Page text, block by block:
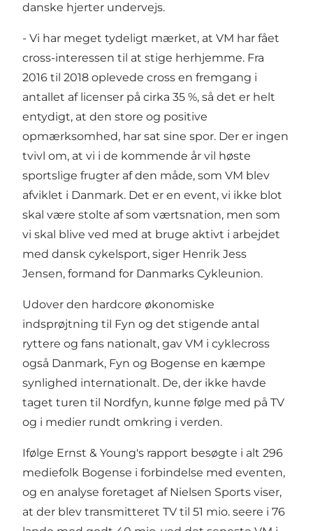
danske hjerter undervejs.
- Vi har meget tydeligt mærket, at VM har fået
cross-interessen til at stige herhjemme. Fra
2016 til 2018 oplevede cross en fremgang i
antallet af licenser på cirka 35 %, så det er helt
entydigt, at den store og positive
opmærksomhed, har sat sine spor. Der er ingen
tvivl om, at vi i de kommende år vil høste
sportslige frugter af den måde, som VM blev
afviklet i Danmark. Det er en event, vi ikke blot
skal være stolte af som værtsnation, men som
vi skal blive ved med at bruge aktivt i arbejdet
med dansk cykelsport, siger Henrik Jess
Jensen, formand for Danmarks Cykleunion.
Udover den hardcore økonomiske
indsprøjtning til Fyn og det stigende antal
ryttere og fans nationalt, gav VM i cyklecross
også Danmark, Fyn og Bogense en kæmpe
synlighed internationalt. De, der ikke havde
taget turen til Nordfyn, kunne følge med på TV
og i medier rundt omkring i verden.
Ifølge Ernst & Young's rapport besøgte i alt 296
mediefolk Bogense i forbindelse med eventen,
og en analyse foretaget af Nielsen Sports viser,
at der blev transmitteret TV til 51 mio. seere i 76